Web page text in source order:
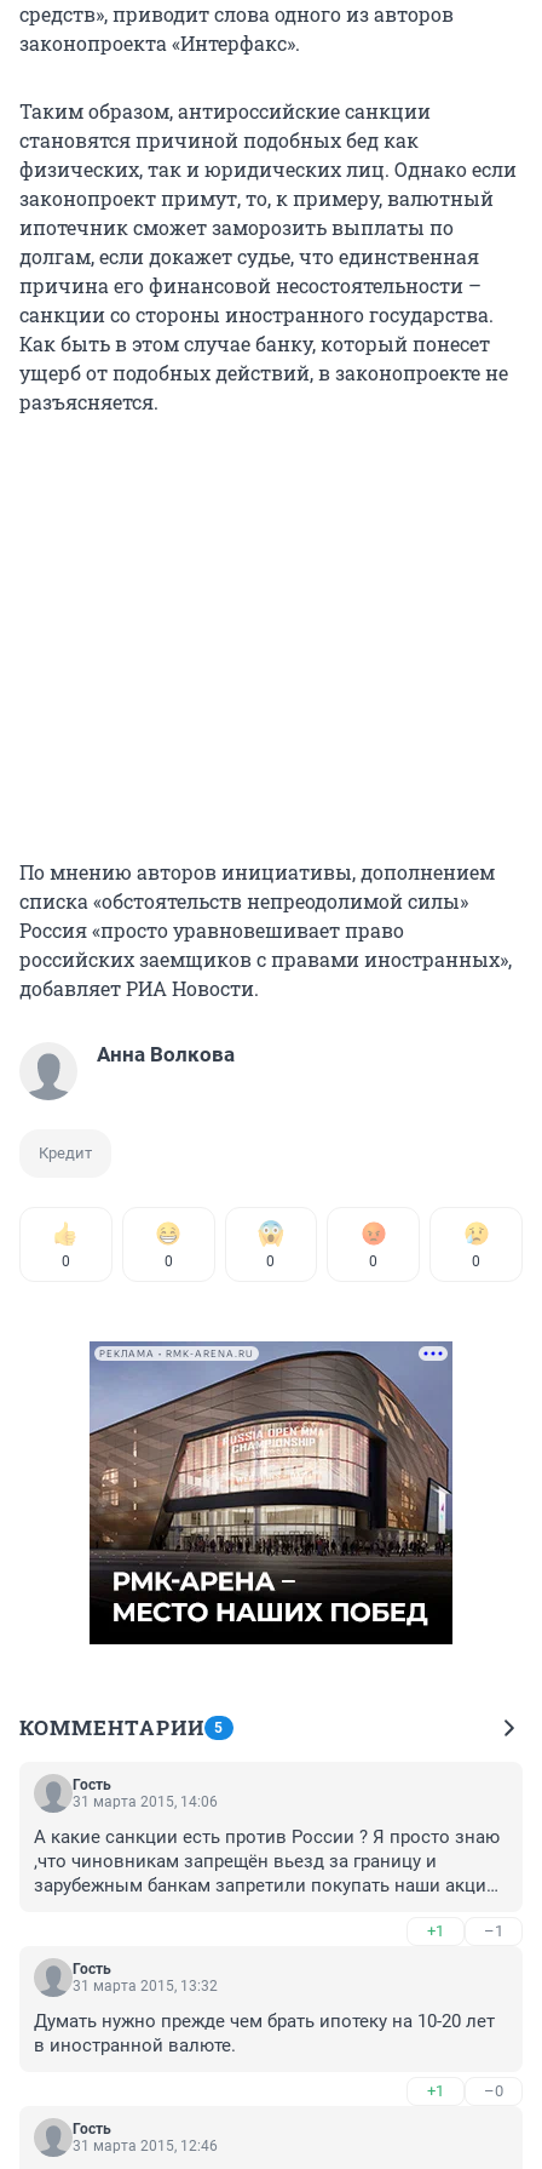
средств», приводит слова одного из авторов
законопроекта «Интерфакс».
Таким образом, антироссийские санкции
становятся причиной подобных бед как
физических, так и юридических лиц. Однако если
законопроект примут, то, к примеру, валютный
ипотечник сможет заморозить выплаты по
долгам, если докажет судье, что единственная
причина его финансовой несостоятельности –
санкции со стороны иностранного государства.
Как быть в этом случае банку, который понесет
ущерб от подобных действий, в законопроекте не
разъясняется.
По мнению авторов инициативы, дополнением
списка «обстоятельств непреодолимой силы»
Россия «просто уравновешивает право
российских заемщиков с правами иностранных»,
добавляет РИА Новости.
Анна Волкова
Кредит
0 0 0 0 0
РЕКЛАМА • RMK-ARENA.RU
КОММЕНТАРИИ 5
Гость
31 марта 2015, 14:06
А какие санкции есть против России ? Я просто знаю
,что чиновникам запрещён вьезд за границу и
зарубежным банкам запретили покупать наши акции
+1 –1
Гость
31 марта 2015, 13:32
Думать нужно прежде чем брать ипотеку на 10-20 лет
в иностранной валюте.
+1 –0
Гость
31 марта 2015, 12:46